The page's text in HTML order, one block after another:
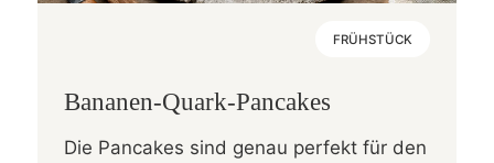
FRÜHSTÜCK
Bananen-Quark-Pancakes
Die Pancakes sind genau perfekt für den